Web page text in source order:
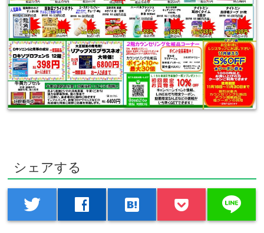
シェアする
twitter facebook hatenabookmark line